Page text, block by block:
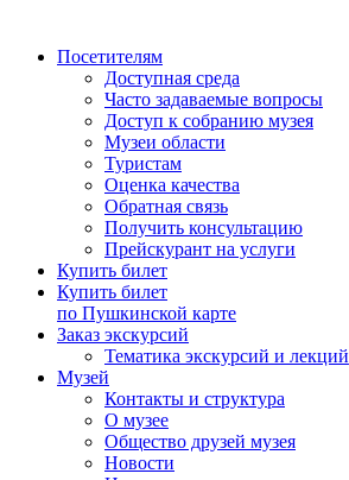
Посетителям
Доступная среда
Часто задаваемые вопросы
Доступ к собранию музея
Музеи области
Туристам
Оценка качества
Обратная связь
Получить консультацию
Прейскурант на услуги
Купить билет
Купить билет
по Пушкинской карте
Заказ экскурсий
Тематика экскурсий и лекций
Музей
Контакты и структура
О музее
Общество друзей музея
Новости